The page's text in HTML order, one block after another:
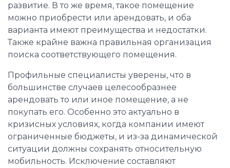
развитие. В то же время, такое помещение
можно приобрести или арендовать, и оба
варианта имеют преимущества и недостатки.
Также крайне важна правильная организация
поиска соответствующего помещения.
Профильные специалисты уверены, что в
большинстве случаев целесообразнее
арендовать то или иное помещение, а не
покупать его. Особенно это актуально в
кризисных условиях, когда компании имеют
ограниченные бюджеты, и из-за динамической
ситуации должны сохранять относительную
мобильность. Исключение составляют